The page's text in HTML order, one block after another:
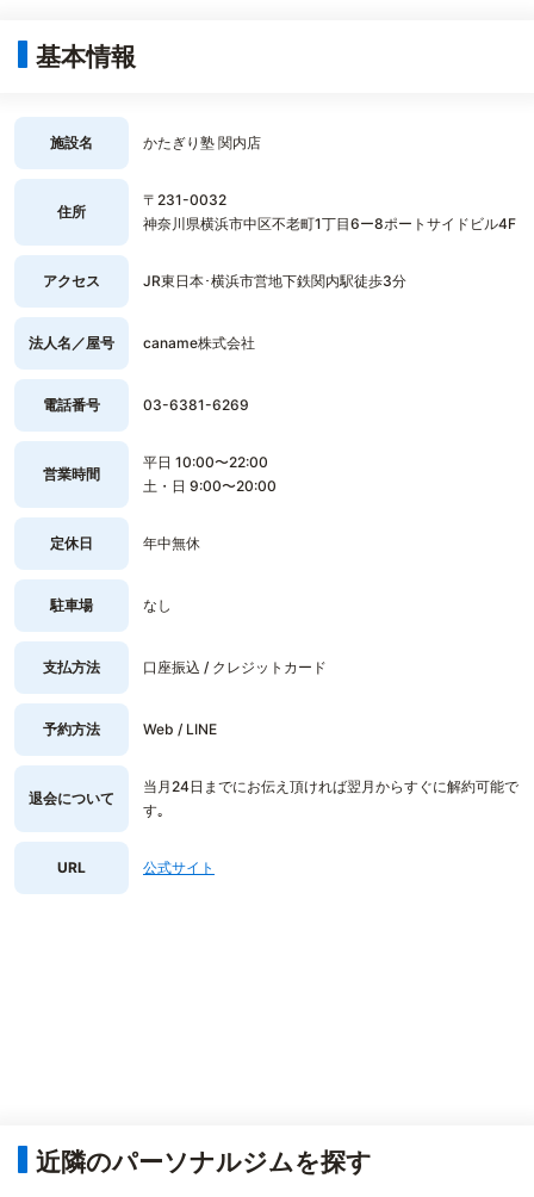
基本情報
施設名 かたぎり塾 関内店
住所
〒231-0032
神奈川県横浜市中区不老町1丁目6ー8ポートサイドビル4F
アクセス JR東日本･横浜市営地下鉄関内駅徒歩3分
法人名／屋号 caname株式会社
電話番号 03-6381-6269
営業時間
平日 10:00〜22:00
土・日 9:00〜20:00
定休日 年中無休
駐車場 なし
支払方法 口座振込 / クレジットカード
予約方法 Web / LINE
退会について
当月24日までにお伝え頂ければ翌月からすぐに解約可能で
す｡
URL 公式サイト
近隣のパーソナルジムを探す